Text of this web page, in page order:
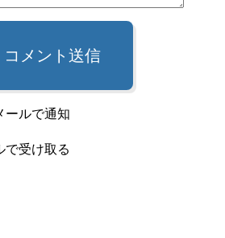
コメント送信
ールで通知
で受け取る